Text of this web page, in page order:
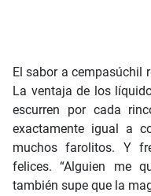
El sabor a cempasúchil
La ventaja de los
escurren por cada
exactamente igual a
muchos farolitos. Y
felices. “Alguien me
también supe que la